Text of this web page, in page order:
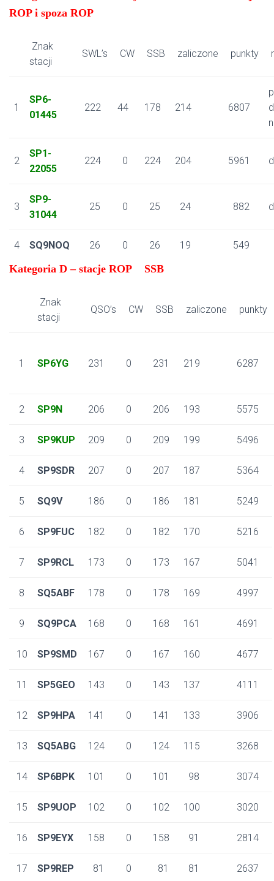
ROP i spoza ROP
Znak
stacji
SWL’s CW SSB zaliczone punkty
1
SP6-
01445
222 44 178 214 6807
2
SP1-
22055
224 0 224 204 5961
3
SP9-
31044
25 0 25 24 882
4 SQ9NOQ 26 0 26 19 549
Kategoria D – stacje ROP SSB
Znak
stacji
QSO’s CW SSB zaliczone punkty
1 SP6YG 231 0 231 219 6287
2 SP9N 206 0 206 193 5575
3 SP9KUP 209 0 209 199 5496
4 SP9SDR 207 0 207 187 5364
5 SQ9V 186 0 186 181 5249
6 SP9FUC 182 0 182 170 5216
7 SP9RCL 173 0 173 167 5041
8 SQ5ABF 178 0 178 169 4997
9 SQ9PCA 168 0 168 161 4691
10 SP9SMD 167 0 167 160 4677
11 SP5GEO 143 0 143 137 4111
12 SP9HPA 141 0 141 133 3906
13 SQ5ABG 124 0 124 115 3268
14 SP6BPK 101 0 101 98 3074
15 SP9UOP 102 0 102 100 3020
16 SP9EYX 158 0 158 91 2814
17 SP9REP 81 0 81 81 2637